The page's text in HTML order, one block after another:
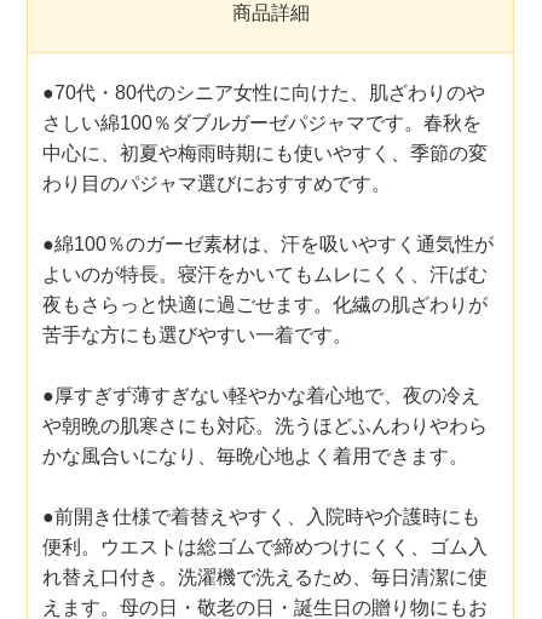
商品詳細
●70代・80代のシニア女性に向けた、肌ざわりのや
さしい綿100％ダブルガーゼパジャマです。春秋を
中心に、初夏や梅雨時期にも使いやすく、季節の変
わり目のパジャマ選びにおすすめです。
●綿100％のガーゼ素材は、汗を吸いやすく通気性が
よいのが特長。寝汗をかいてもムレにくく、汗ばむ
夜もさらっと快適に過ごせます。化繊の肌ざわりが
苦手な方にも選びやすい一着です。
●厚すぎず薄すぎない軽やかな着心地で、夜の冷え
や朝晩の肌寒さにも対応。洗うほどふんわりやわら
かな風合いになり、毎晩心地よく着用できます。
●前開き仕様で着替えやすく、入院時や介護時にも
便利。ウエストは総ゴムで締めつけにくく、ゴム入
れ替え口付き。洗濯機で洗えるため、毎日清潔に使
えます。母の日・敬老の日・誕生日の贈り物にもお